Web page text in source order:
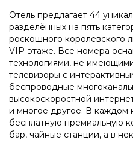
Отель предлагает 44
разделённых на пять
роскошного королевского
VIP-этаже. Все номера
технологиями, не
телевизоры с
беспроводные
высокоскоростной
и многое другое. В каждом
бесплатную премиальную
бар, чайные станции, а в